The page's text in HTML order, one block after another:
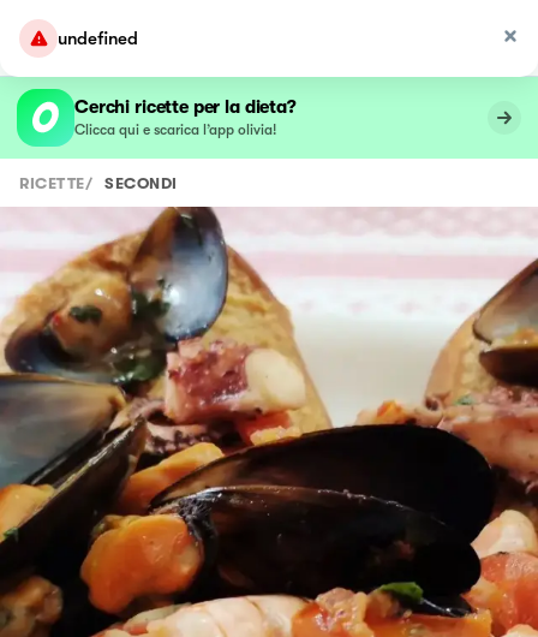
undefined
Cerchi ricette per la dieta?
Clicca qui e scarica l’app olivia!
RICETTE/ SECONDI